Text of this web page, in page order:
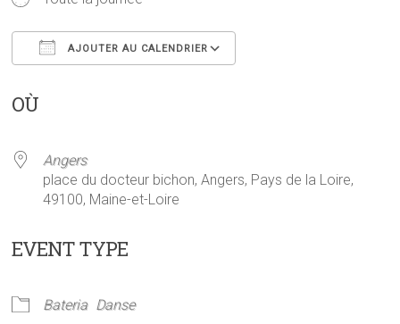
AJOUTER AU CALENDRIER
OÙ
Angers
place du docteur bichon, Angers, Pays de la Loire,
49100, Maine-et-Loire
EVENT TYPE
Bateria Danse